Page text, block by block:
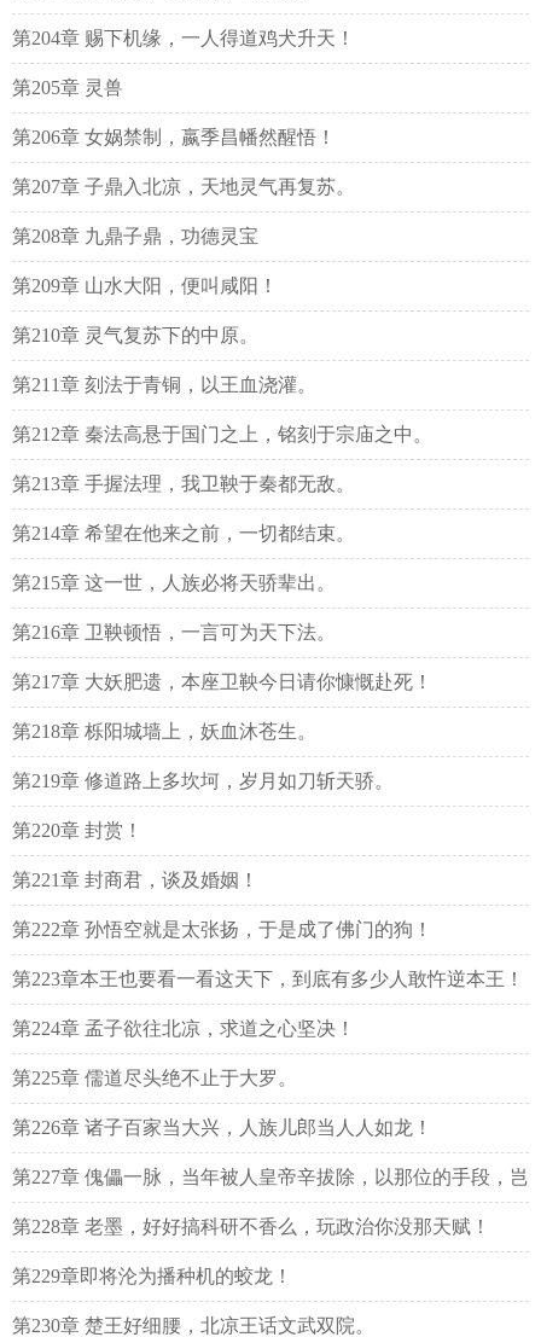
第204章 赐下机缘，一人得道鸡犬升天！
第205章 灵兽
第206章 女娲禁制，嬴季昌幡然醒悟！
第207章 子鼎入北凉，天地灵气再复苏。
第208章 九鼎子鼎，功德灵宝
第209章 山水大阳，便叫咸阳！
第210章 灵气复苏下的中原。
第211章 刻法于青铜，以王血浇灌。
第212章 秦法高悬于国门之上，铭刻于宗庙之中。
第213章 手握法理，我卫鞅于秦都无敌。
第214章 希望在他来之前，一切都结束。
第215章 这一世，人族必将天骄辈出。
第216章 卫鞅顿悟，一言可为天下法。
第217章 大妖肥遗，本座卫鞅今日请你慷慨赴死！
第218章 栎阳城墙上，妖血沐苍生。
第219章 修道路上多坎坷，岁月如刀斩天骄。
第220章 封赏！
第221章 封商君，谈及婚姻！
第222章 孙悟空就是太张扬，于是成了佛门的狗！
第223章本王也要看一看这天下，到底有多少人敢忤逆本王！
第224章 孟子欲往北凉，求道之心坚决！
第225章 儒道尽头绝不止于大罗。
第226章 诸子百家当大兴，人族儿郎当人人如龙！
第227章 傀儡一脉，当年被人皇帝辛拔除，以那位的手段，岂
会留下痕迹？
第228章 老墨，好好搞科研不香么，玩政治你没那天赋！
第229章即将沦为播种机的蛟龙！
第230章 楚王好细腰，北凉王话文武双院。